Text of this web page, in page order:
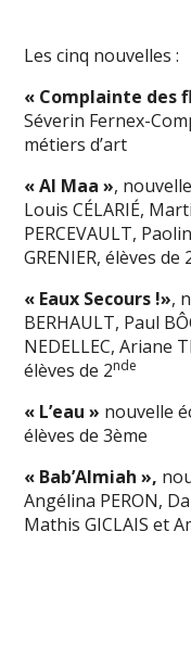
Les cinq nouvelles :
« Complainte des
Séverin Fernex-
métiers d’art
« Al Maa »,
Louis CÉLARIÉ,
PERCEVAULT,
GRENIER, élèves de
« Eaux Secours !»,
BERHAULT, Paul
NEDELLEC, Ariane
élèves de 2nde
« L’eau » nouvelle
élèves de 3ème
« Bab’Almiah »,
Angélina PERON,
Mathis GICLAIS et